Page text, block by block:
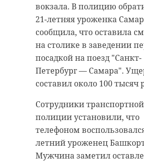
вокзала. В полицию
21-летняя уроженка
сообщила, что оставила
на столике в заведении
посадкой на поезд "Санкт-
Петербург — Самара".
составил около 100 тысяч
Сотрудники транспортной
полиции установили, что
телефоном
летний уроженец
Мужчина заметил